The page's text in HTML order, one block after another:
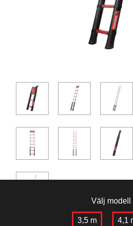
Välj modell
3,5 m 4,1